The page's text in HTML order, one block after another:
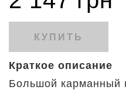
КУПИТЬ
Краткое описание
Большой карманный